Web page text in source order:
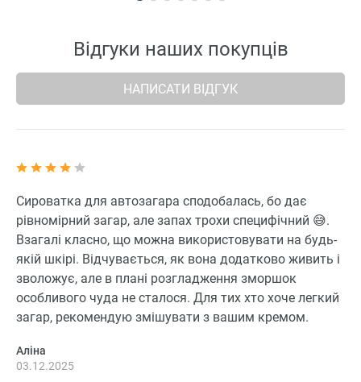
Відгуки наших покупців
НАПИСАТИ ВІДГУК
Сироватка для автозагара сподобалась, бо дає
рівномірний загар, але запах трохи специфічний 😅.
Взагалі класно, що можна використовувати на будь-
якій шкірі. Відчувається, як вона додатково живить і
зволожує, але в плані розгладження зморшок
особливого чуда не сталося. Для тих хто хоче легкий
загар, рекомендую змішувати з вашим кремом.
Аліна
03.12.2025